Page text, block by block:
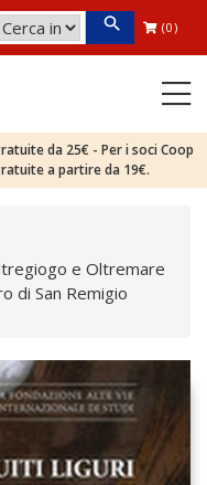
(0)
da 25€ - Per i soci Coop
a partire da 19€.
e Oltremare
di San Remigio